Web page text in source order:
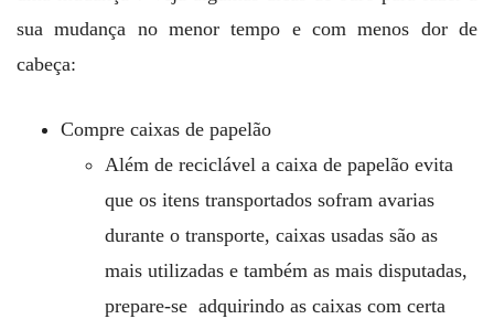
sua mudança no menor tempo e com menos dor de
cabeça:
Compre caixas de papelão
Além de reciclável a caixa de papelão evita
que os itens transportados sofram avarias
durante o transporte, caixas usadas são as
mais utilizadas e também as mais disputadas,
prepare-se adquirindo as caixas com certa